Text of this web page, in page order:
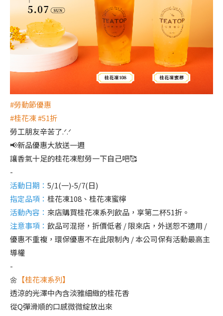
#勞動節優惠
#桂花凍 #51折
勞工朋友辛苦了.ᐟ.ᐟ
📢新品優惠大放送一週
讓香氣十足的桂花凍慰勞一下自己吧🥰
-
活動日期： 5/1(一)-5/7(日)
指定品項： 桂花凍108、桂花凍蜜檸
活動內容： 來店購買桂花凍系列飲品，享第二杯51折。
注意事項： 飲品可混搭，折價低者 / 限來店，外送恕不適用 /
優惠不重複，環保優惠不在此限制內 / 本公司保有活動最高主
導權
-
🌼 【桂花凍系列】
透涼的光澤中內含淡雅細緻的桂花香
從Q彈滑順的口感微微綻放出來